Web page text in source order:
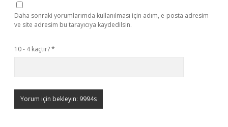
Daha sonraki yorumlarımda kullanılması için adım, e-posta adresim
ve site adresim bu tarayıcıya kaydedilsin.
10 - 4 kaçtır?*